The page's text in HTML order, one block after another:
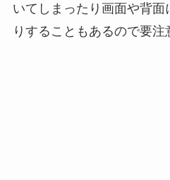
いてしまったり画面や背面
りすることもあるので要注